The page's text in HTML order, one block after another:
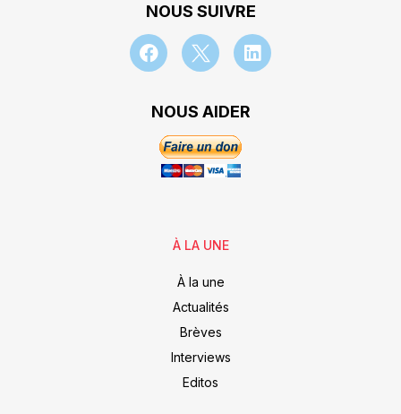
NOUS SUIVRE
NOUS AIDER
À LA UNE
À la une
Actualités
Brèves
Interviews
Editos